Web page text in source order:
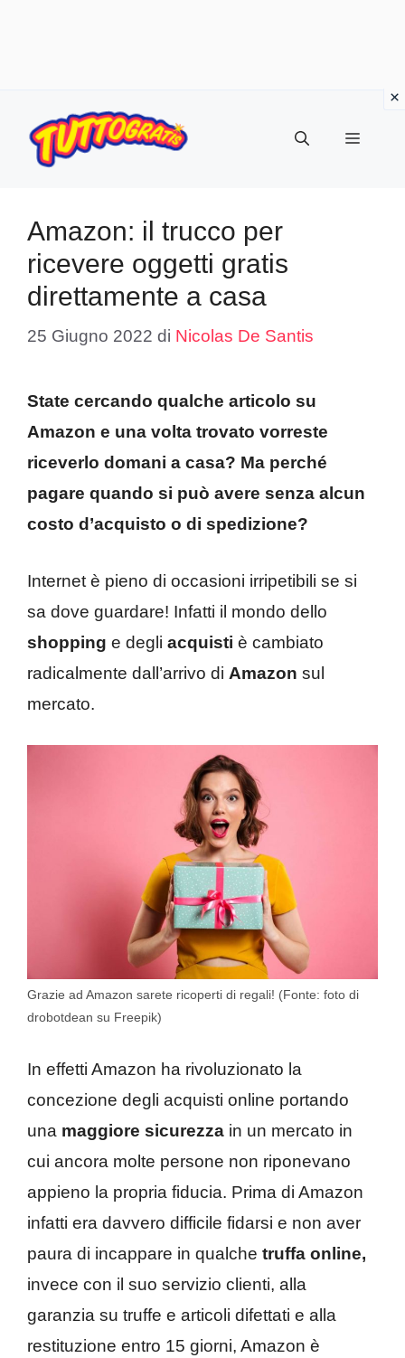
contenuto
Menu
Amazon: il trucco per
ricevere oggetti gratis
direttamente a casa
25 Giugno 2022 di Nicolas De Santis
State cercando qualche articolo su
Amazon e una volta trovato vorreste
riceverlo domani a casa? Ma perché
pagare quando si può avere senza alcun
costo d’acquisto o di spedizione?
Internet è pieno di occasioni irripetibili se si
sa dove guardare! Infatti il mondo dello
shopping e degli acquisti è cambiato
radicalmente dall’arrivo di Amazon sul
mercato.
Grazie ad Amazon sarete ricoperti di regali! (Fonte: foto di
drobotdean su Freepik)
In effetti Amazon ha rivoluzionato la
concezione degli acquisti online portando
una maggiore sicurezza in un mercato in
cui ancora molte persone non riponevano
appieno la propria fiducia. Prima di Amazon
infatti era davvero difficile fidarsi e non aver
paura di incappare in qualche truffa online,
invece con il suo servizio clienti, alla
garanzia su truffe e articoli difettati e alla
restituzione entro 15 giorni, Amazon è